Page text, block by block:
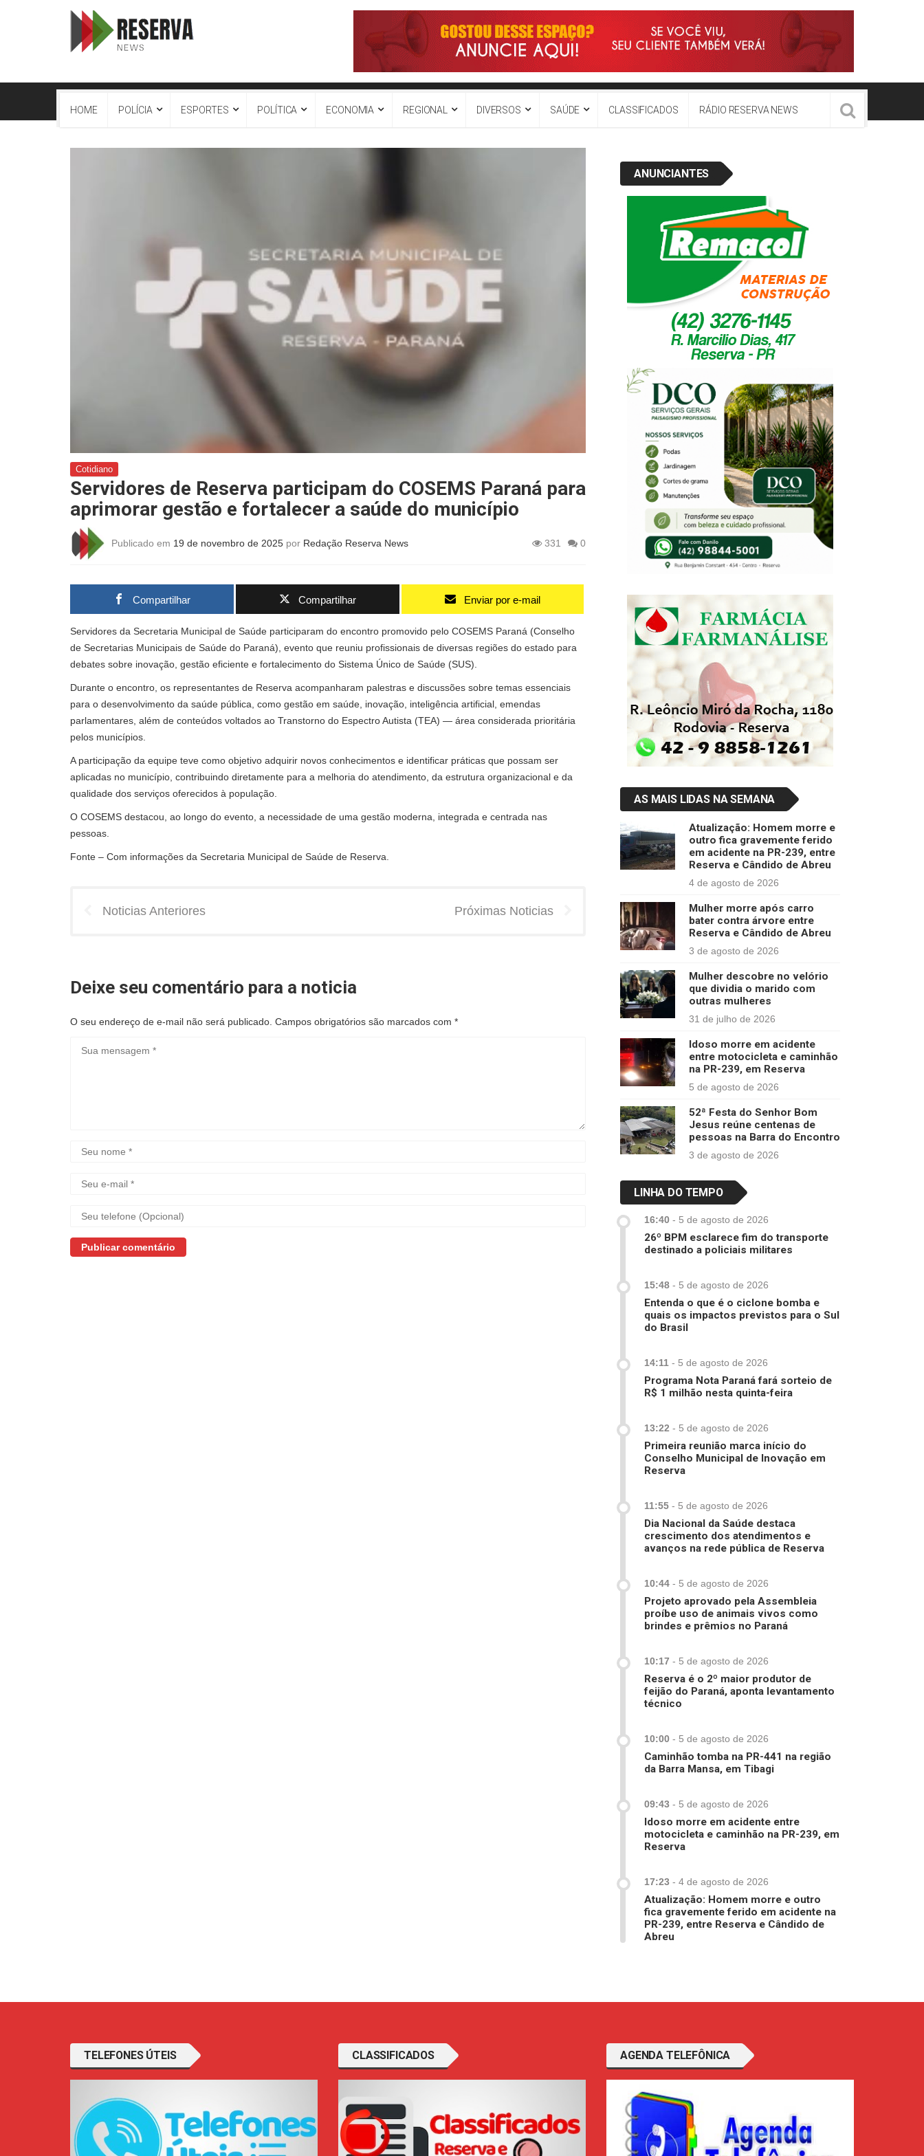
HOME POLÍCIA ESPORTES POLÍTICA ECONOMIA REGIONAL DIVERSOS SAÚDE CLASSIFICADOS RÁDIO RESERVA NEWS
Cotidiano
Servidores de Reserva participam do COSEMS Paraná para
aprimorar gestão e fortalecer a saúde do município
Publicado em 19 de novembro de 2025 por Redação Reserva News 331 0
Compartilhar Compartilhar Enviar por e-mail
Servidores da Secretaria Municipal de Saúde participaram do encontro promovido pelo COSEMS Paraná (Conselho
de Secretarias Municipais de Saúde do Paraná), evento que reuniu profissionais de diversas regiões do estado para
debates sobre inovação, gestão eficiente e fortalecimento do Sistema Único de Saúde (SUS).
Durante o encontro, os representantes de Reserva acompanharam palestras e discussões sobre temas essenciais
para o desenvolvimento da saúde pública, como gestão em saúde, inovação, inteligência artificial, emendas
parlamentares, além de conteúdos voltados ao Transtorno do Espectro Autista (TEA) — área considerada prioritária
pelos municípios.
A participação da equipe teve como objetivo adquirir novos conhecimentos e identificar práticas que possam ser
aplicadas no município, contribuindo diretamente para a melhoria do atendimento, da estrutura organizacional e da
qualidade dos serviços oferecidos à população.
O COSEMS destacou, ao longo do evento, a necessidade de uma gestão moderna, integrada e centrada nas
pessoas.
Fonte – Com informações da Secretaria Municipal de Saúde de Reserva.
Noticias Anteriores Próximas Noticias
Deixe seu comentário para a noticia
O seu endereço de e-mail não será publicado. Campos obrigatórios são marcados com *
ANUNCIANTES
AS MAIS LIDAS NA SEMANA
Atualização: Homem morre e
outro fica gravemente ferido
em acidente na PR-239, entre
Reserva e Cândido de Abreu
4 de agosto de 2026
Mulher morre após carro
bater contra árvore entre
Reserva e Cândido de Abreu
3 de agosto de 2026
Mulher descobre no velório
que dividia o marido com
outras mulheres
31 de julho de 2026
Idoso morre em acidente
entre motocicleta e caminhão
na PR-239, em Reserva
5 de agosto de 2026
52ª Festa do Senhor Bom
Jesus reúne centenas de
pessoas na Barra do Encontro
3 de agosto de 2026
LINHA DO TEMPO
16:40 - 5 de agosto de 2026
26º BPM esclarece fim do transporte
destinado a policiais militares
15:48 - 5 de agosto de 2026
Entenda o que é o ciclone bomba e
quais os impactos previstos para o Sul
do Brasil
14:11 - 5 de agosto de 2026
Programa Nota Paraná fará sorteio de
R$ 1 milhão nesta quinta-feira
13:22 - 5 de agosto de 2026
Primeira reunião marca início do
Conselho Municipal de Inovação em
Reserva
11:55 - 5 de agosto de 2026
Dia Nacional da Saúde destaca
crescimento dos atendimentos e
avanços na rede pública de Reserva
10:44 - 5 de agosto de 2026
Projeto aprovado pela Assembleia
proíbe uso de animais vivos como
brindes e prêmios no Paraná
10:17 - 5 de agosto de 2026
Reserva é o 2º maior produtor de
feijão do Paraná, aponta levantamento
técnico
10:00 - 5 de agosto de 2026
Caminhão tomba na PR-441 na região
da Barra Mansa, em Tibagi
09:43 - 5 de agosto de 2026
Idoso morre em acidente entre
motocicleta e caminhão na PR-239, em
Reserva
17:23 - 4 de agosto de 2026
Atualização: Homem morre e outro
fica gravemente ferido em acidente na
PR-239, entre Reserva e Cândido de
Abreu
TELEFONES ÚTEIS CLASSIFICADOS AGENDA TELEFÔNICA